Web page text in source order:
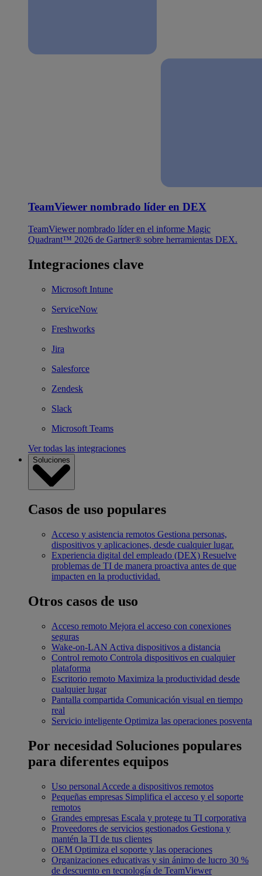
TeamViewer nombrado líder en DEX
TeamViewer nombrado líder en el informe Magic
Quadrant™ 2026 de Gartner® sobre herramientas DEX.
Integraciones clave
Microsoft Intune
ServiceNow
Freshworks
Jira
Salesforce
Zendesk
Slack
Microsoft Teams
Ver todas las integraciones
Soluciones
Casos de uso populares
Acceso y asistencia remotos Gestiona personas,
dispositivos y aplicaciones, desde cualquier lugar.
Experiencia digital del empleado (DEX) Resuelve
problemas de TI de manera proactiva antes de que
impacten en la productividad.
Otros casos de uso
Acceso remoto Mejora el acceso con conexiones
seguras
Wake-on-LAN Activa dispositivos a distancia
Control remoto Controla dispositivos en cualquier
plataforma
Escritorio remoto Maximiza la productividad desde
cualquier lugar
Pantalla compartida Comunicación visual en tiempo
real
Servicio inteligente Optimiza las operaciones posventa
Por necesidad Soluciones populares
para diferentes equipos
Uso personal Accede a dispositivos remotos
Pequeñas empresas Simplifica el acceso y el soporte
remotos
Grandes empresas Escala y protege tu TI corporativa
Proveedores de servicios gestionados Gestiona y
mantén la TI de tus clientes
OEM Optimiza el soporte y las operaciones
Organizaciones educativas y sin ánimo de lucro 30 %
de descuento en tecnología de TeamViewer